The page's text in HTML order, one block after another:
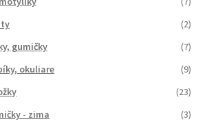
(2)
gumičky
(7)
okuliare
(9)
(23)
- zima
(3)